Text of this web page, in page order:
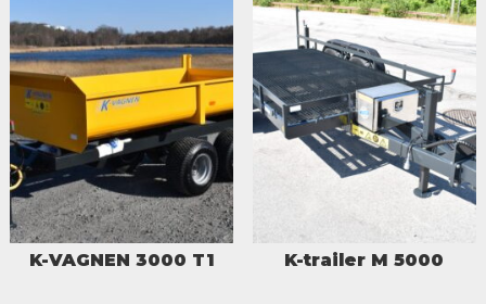
K-VAGNEN 3000 T1 K-trailer M 5000